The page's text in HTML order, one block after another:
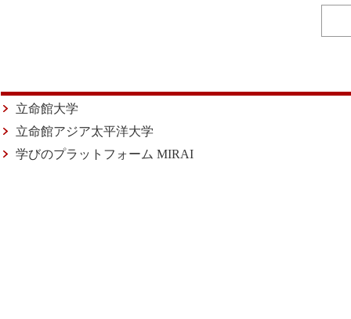
立命館大学
立命館アジア太平洋大学
学びのプラットフォーム MIRAI